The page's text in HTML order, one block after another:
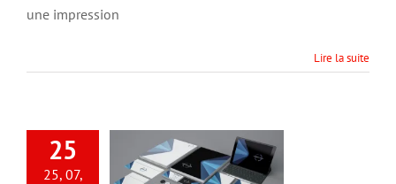
une impression
Lire la suite
25
25, 07,